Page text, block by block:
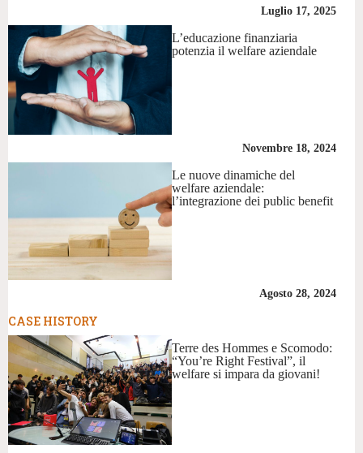
Luglio 17, 2025
L’educazione finanziaria
potenzia il welfare aziendale
Novembre 18, 2024
Le nuove dinamiche del
welfare aziendale:
l’integrazione dei public benefit
Agosto 28, 2024
CASE HISTORY
Terre des Hommes e Scomodo:
“You’re Right Festival”, il
welfare si impara da giovani!